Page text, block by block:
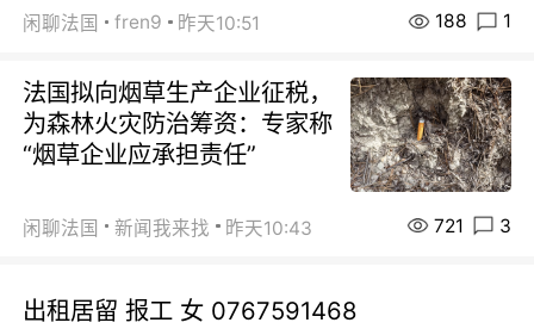
闲聊法国 fren9 昨天10:51 188 1
法国拟向烟草生产企业征税，
为森林火灾防治筹资：专家称
“烟草企业应承担责任”
闲聊法国 新闻我来找 昨天10:43 721 3
出租居留 报工 女 0767591468